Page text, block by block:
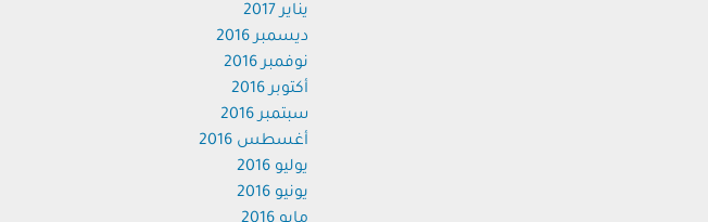
يناير 2017
ديسمبر 2016
نوفمبر 2016
أكتوبر 2016
سبتمبر 2016
أغسطس 2016
يوليو 2016
يونيو 2016